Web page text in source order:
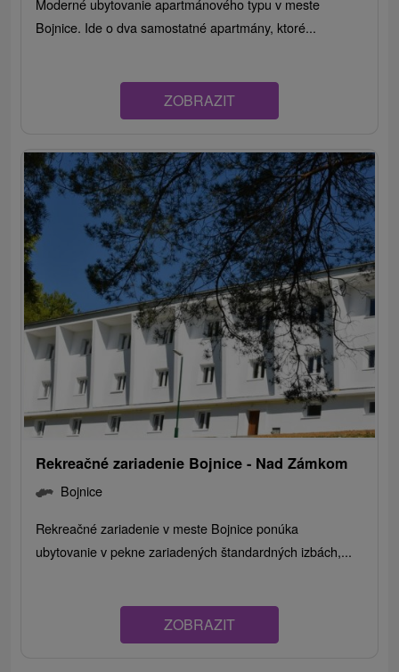
Bojnice. Ide o dva samostatné apartmány, ktoré...
ZOBRAZIT
Rekreačné zariadenie Bojnice - Nad Zámkom
Bojnice
Rekreačné zariadenie v meste Bojnice ponúka
ubytovanie v pekne zariadených štandardných izbách,...
ZOBRAZIT